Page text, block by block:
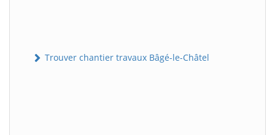
Trouver chantier travaux Bâgé-le-Châtel